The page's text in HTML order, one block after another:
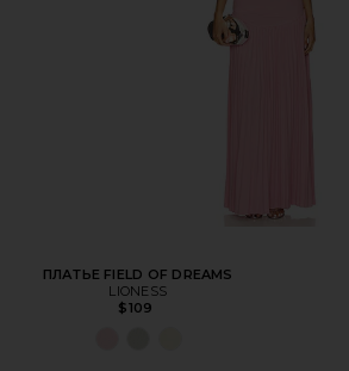
ПЛАТЬЕ FIELD OF DREAMS
LIONESS
$109